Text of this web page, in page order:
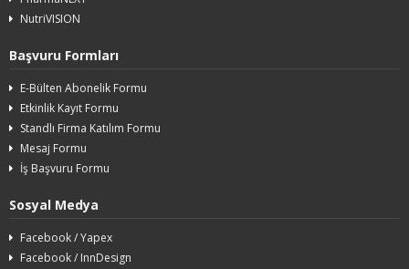
NutriVISION
Başvuru Formları
E-Bülten Abonelik Formu
Etkinlik Kayıt Formu
Standlı Firma Katılım Formu
Mesaj Formu
İş Başvuru Formu
Sosyal Medya
Facebook / Yapex
Facebook / InnDesign